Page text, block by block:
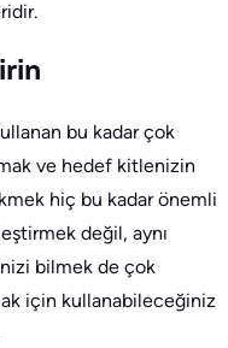
bu kadar çok
ve hedef kitlenizin
hiç bu kadar önemli
değil, aynı
bilmek de çok
için kullanabileceğiniz